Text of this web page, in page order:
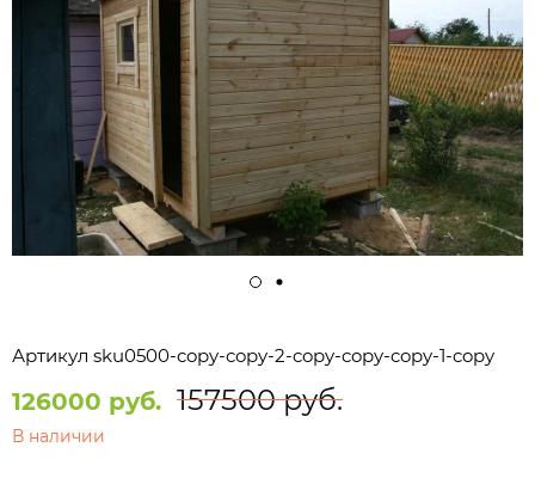
Артикул sku0500-copy-copy-2-copy-copy-copy-1-copy
126000 руб. 157500 руб.
В наличии